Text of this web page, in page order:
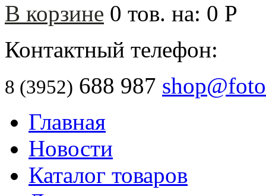
В корзине 0 тов. на: 0 Р
Контактный телефон:
8 (3952) 688 987
Главная
Новости
Каталог товаров